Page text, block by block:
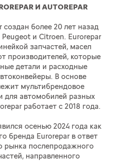
И AUTOREPAR
создан более 20 лет назад
и Citroen. Eurorepar
запчастей, масел
производителей, которые
детали и расходные
В основе
мультибрендовое
для автомобилей разных
работает с 2018 года.
осенью 2024 года как
бренда Eurorepar в ответ
рынка послепродажного
направленного